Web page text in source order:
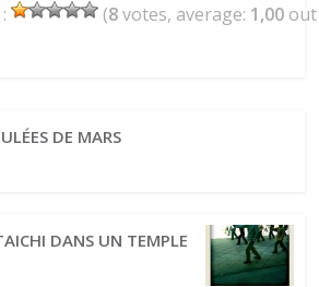
: (8votes, average: 1,00 out
DE MARS
DANS UN TEMPLE